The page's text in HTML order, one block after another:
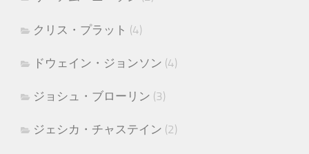
クリス・プラット (4)
ドウェイン・ジョンソン (4)
ジョシュ・ブローリン (3)
ジェシカ・チャステイン (2)